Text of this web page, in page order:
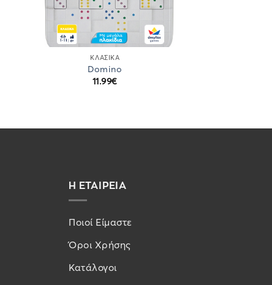
ΚΛΑΣΙΚΆ
Domino
11.99€
Η ΕΤΑΙΡΕΙΑ
Ποιοί Είμαστε
Όροι Χρήσης
Κατάλογοι